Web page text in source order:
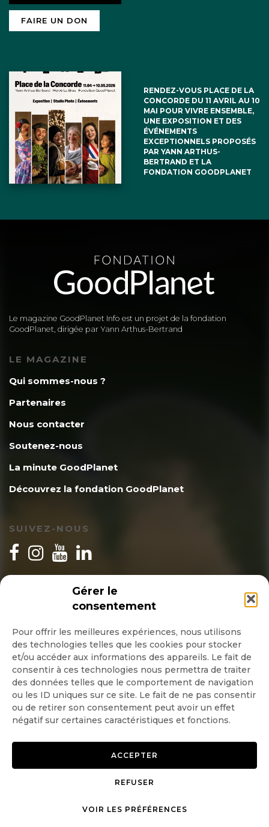
Gérer le
consentement
Pour offrir les meilleures expériences, nous utilisons
des technologies telles que les cookies pour stocker
et/ou accéder aux informations des appareils. Le fait de
consentir à ces technologies nous permettra de traiter
des données telles que le comportement de navigation
ou les ID uniques sur ce site. Le fait de ne pas consentir
ou de retirer son consentement peut avoir un effet
négatif sur certaines caractéristiques et fonctions.
ACCEPTER
REFUSER
VOIR LES PRÉFÉRENCES
FAIRE UN DON
RENDEZ-VOUS PLACE DE LA
CONCORDE DU 11 AVRIL AU 10
MAI POUR VIVRE ENSEMBLE,
UNE EXPOSITION ET DES
ÉVÉNEMENTS
EXCEPTIONNELS PROPOSÉS
PAR YANN ARTHUS-
BERTRAND ET LA
FONDATION GOODPLANET
Le magazine GoodPlanet Info est un projet de la fondation
GoodPlanet, dirigée par Yann Arthus-Bertrand
LE MAGAZINE
Qui sommes-nous ?
Partenaires
Nous contacter
Soutenez-nous
La minute GoodPlanet
Découvrez la fondation GoodPlanet
SUIVEZ-NOUS
INSCRIPTION NEWSLETTER
Quotidienne
Hebdo
OK
Politique de confidentialité